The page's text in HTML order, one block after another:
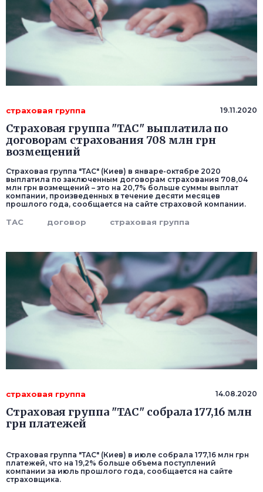
страховая группа 19.11.2020
Страховая группа "ТАС" выплатила по
договорам страхования 708 млн грн
возмещений
Страховая группа "ТАС" (Киев) в январе-октябре 2020
выплатила по заключенным договорам страхования 708,04
млн грн возмещений – это на 20,7% больше суммы выплат
компании, произведенных в течение десяти месяцев
прошлого года, сообщается на сайте страховой компании.
ТАС договор страховая группа
страховая группа 14.08.2020
Страховая группа "ТАС" собрала 177,16 млн
грн платежей
Страховая группа "ТАС" (Киев) в июле собрала 177,16 млн грн
платежей, что на 19,2% больше объема поступлений
компании за июль прошлого года, сообщается на сайте
страховщика.